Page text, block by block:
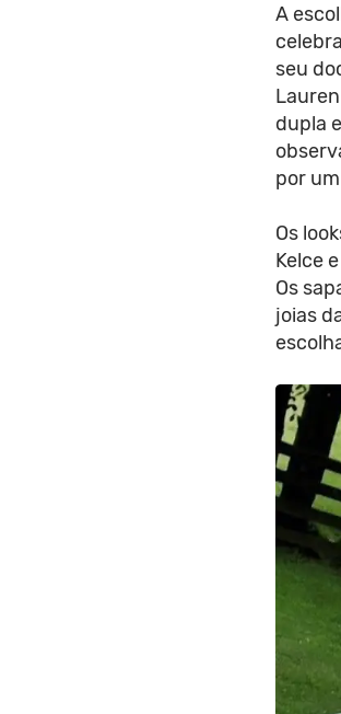
A
seu
dupla
por
Os
Kelce
Os
joias